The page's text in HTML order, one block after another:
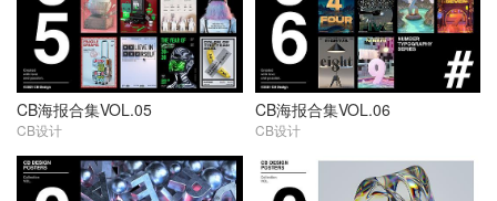
CB海报合集VOL.05
CB设计
CB海报合集VOL.06
CB设计